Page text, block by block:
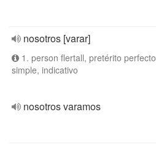
nosotros [varar]
1. person flertall, pretérito perfecto
simple, indicativo
nosotros varamos